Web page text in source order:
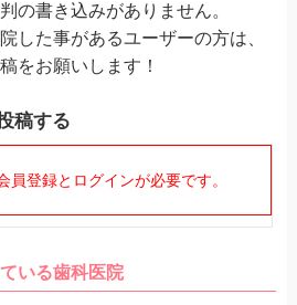
書き込みがありません。
た事があるユーザーの方は、
をお願いします！
稿する
員登録とログインが必要です。
いる歯科医院